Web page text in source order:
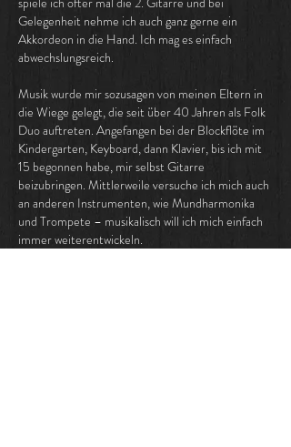
Gelegenheit nehme ich auch ganz gerne ein
Akkordeon in die Hand. Ich mag es einfach
abwechslungsreich.
Musik wurde mir sozusagen von meinen Eltern in
die Wiege gelegt, die seit über 40 Jahren als Folk
Duo auftreten. Angefangen bei der Blockflöte im
Kindergarten, Keyboard, dann Klavier, bis ich mit
15 begonnen habe, mir selbst Gitarre
beizubringen. Mittlerweile versuche ich mich auch
an anderen Instrumenten, wie Mundharmonika
und Trompete – musikalisch will ich mich einfach
immer weiterentwickeln.